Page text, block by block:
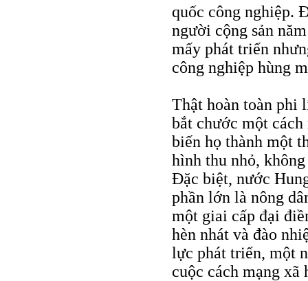
quốc công nghiệp.
người cộng sản
mấy phát triển
công nghiệp hùng
Thật hoàn toàn phi
bắt chước một
biến họ thành một
hình thu nhỏ,
Đặc biệt, nước
phần lớn là nông
một giai cấp đại
hèn nhát và đào
lực phát triển, một
cuộc cách mạng xã